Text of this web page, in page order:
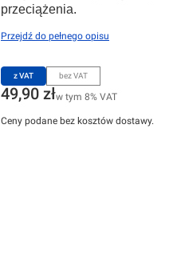
przeciążenia.
Przejdź do pełnego opisu
z VAT bez VAT
Cena
49,90 złw tym 8% VAT
w tym 8% VAT
Ceny podane bez kosztów dostawy.